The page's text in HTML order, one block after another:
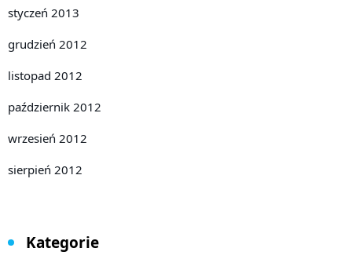
styczeń 2013
grudzień 2012
listopad 2012
październik 2012
wrzesień 2012
sierpień 2012
Kategorie